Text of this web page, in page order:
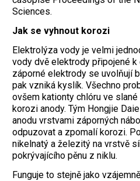
Sciences.
Jak se vyhnout korozi
Elektrolýza vody je velmi
vody dvě elektrody připojené k
záporné elektrody se uvolňují
pak vzniká kyslík. Všechno
ovšem kationty chlóru ve
korozi anody. Tým Hongjie
anodu vrstvami záporných
odpuzovat a zpomalí korozi.
nikelnatý a železitý na vrstvě
pokrývajícího pěnu z niklu.
Funguje to stejně jako